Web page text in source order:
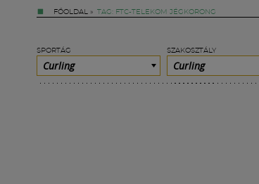
FŐOLDAL » TAG: FTC-TELEKOM JÉGKORONG
SPORTÁG
Curling
SZAKOSZTÁLY
Curling